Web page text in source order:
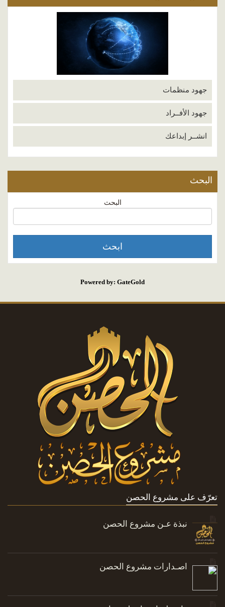
جهود منظمات
جهود الأفــراد
انشــر إبداعك
البحث
البحث
Powered by: GateGold
تعرّف على مشروع الحصن
نبذة عـن مشروع الحصن
اصـدارات مشروع الحصن